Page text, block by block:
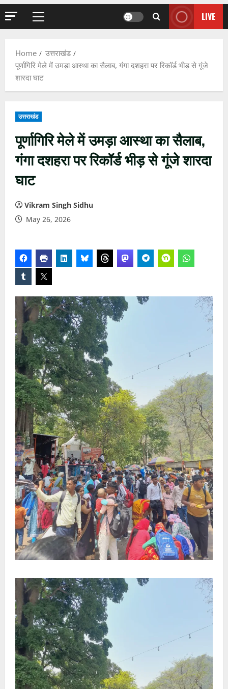
Primary
LIVE
Home
उत्तराखंड
पूर्णागिरि मेले में उमड़ा आस्था का सैलाब, गंगा दशहरा पर रिकॉर्ड भीड़ से गूंजे
शारदा घाट
उत्तराखंड
पूर्णागिरि मेले में उमड़ा आस्था का सैलाब,
गंगा दशहरा पर रिकॉर्ड भीड़ से गूंजे शारदा
घाट
Vikram Singh Sidhu
May 26, 2026